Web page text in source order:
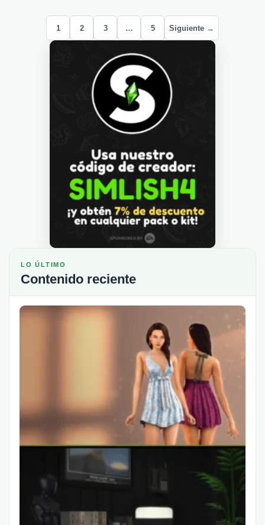
LO ÚLTIMO
Contenido reciente
1 2 3 … 5 Siguiente →